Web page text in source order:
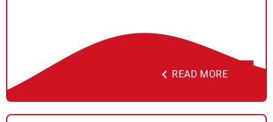
READ MORE